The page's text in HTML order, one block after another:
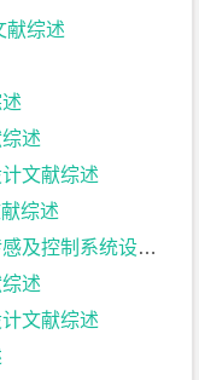
献综述
述
文献综述
综述
系统设计文献综述
述
文献综述